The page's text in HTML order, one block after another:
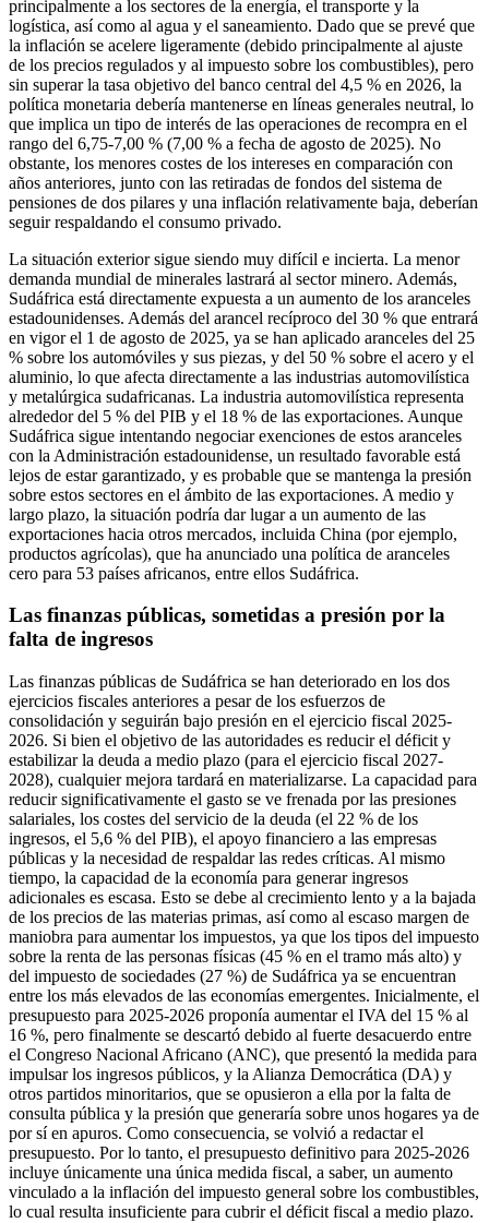
principalmente a los sectores de la energía, el transporte y la
logística, así como al agua y el saneamiento. Dado que se prevé que
la inflación se acelere ligeramente (debido principalmente al ajuste
de los precios regulados y al impuesto sobre los combustibles), pero
sin superar la tasa objetivo del banco central del 4,5 % en 2026, la
política monetaria debería mantenerse en líneas generales neutral, lo
que implica un tipo de interés de las operaciones de recompra en el
rango del 6,75-7,00 % (7,00 % a fecha de agosto de 2025). No
obstante, los menores costes de los intereses en comparación con
años anteriores, junto con las retiradas de fondos del sistema de
pensiones de dos pilares y una inflación relativamente baja, deberían
seguir respaldando el consumo privado.
La situación exterior sigue siendo muy difícil e incierta. La menor
demanda mundial de minerales lastrará al sector minero. Además,
Sudáfrica está directamente expuesta a un aumento de los aranceles
estadounidenses. Además del arancel recíproco del 30 % que entrará
en vigor el 1 de agosto de 2025, ya se han aplicado aranceles del 25
% sobre los automóviles y sus piezas, y del 50 % sobre el acero y el
aluminio, lo que afecta directamente a las industrias automovilística
y metalúrgica sudafricanas. La industria automovilística representa
alrededor del 5 % del PIB y el 18 % de las exportaciones. Aunque
Sudáfrica sigue intentando negociar exenciones de estos aranceles
con la Administración estadounidense, un resultado favorable está
lejos de estar garantizado, y es probable que se mantenga la presión
sobre estos sectores en el ámbito de las exportaciones. A medio y
largo plazo, la situación podría dar lugar a un aumento de las
exportaciones hacia otros mercados, incluida China (por ejemplo,
productos agrícolas), que ha anunciado una política de aranceles
cero para 53 países africanos, entre ellos Sudáfrica.
Las finanzas públicas, sometidas a presión por la
falta de ingresos
Las finanzas públicas de Sudáfrica se han deteriorado en los dos
ejercicios fiscales anteriores a pesar de los esfuerzos de
consolidación y seguirán bajo presión en el ejercicio fiscal 2025-
2026. Si bien el objetivo de las autoridades es reducir el déficit y
estabilizar la deuda a medio plazo (para el ejercicio fiscal 2027-
2028), cualquier mejora tardará en materializarse. La capacidad para
reducir significativamente el gasto se ve frenada por las presiones
salariales, los costes del servicio de la deuda (el 22 % de los
ingresos, el 5,6 % del PIB), el apoyo financiero a las empresas
públicas y la necesidad de respaldar las redes críticas. Al mismo
tiempo, la capacidad de la economía para generar ingresos
adicionales es escasa. Esto se debe al crecimiento lento y a la bajada
de los precios de las materias primas, así como al escaso margen de
maniobra para aumentar los impuestos, ya que los tipos del impuesto
sobre la renta de las personas físicas (45 % en el tramo más alto) y
del impuesto de sociedades (27 %) de Sudáfrica ya se encuentran
entre los más elevados de las economías emergentes. Inicialmente, el
presupuesto para 2025-2026 proponía aumentar el IVA del 15 % al
16 %, pero finalmente se descartó debido al fuerte desacuerdo entre
el Congreso Nacional Africano (ANC), que presentó la medida para
impulsar los ingresos públicos, y la Alianza Democrática (DA) y
otros partidos minoritarios, que se opusieron a ella por la falta de
consulta pública y la presión que generaría sobre unos hogares ya de
por sí en apuros. Como consecuencia, se volvió a redactar el
presupuesto. Por lo tanto, el presupuesto definitivo para 2025-2026
incluye únicamente una única medida fiscal, a saber, un aumento
vinculado a la inflación del impuesto general sobre los combustibles,
lo cual resulta insuficiente para cubrir el déficit fiscal a medio plazo.